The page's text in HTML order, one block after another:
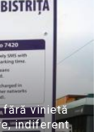
fără vinietă
indiferent